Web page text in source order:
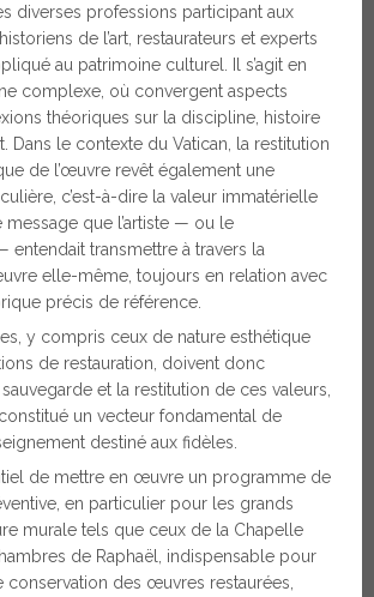
diverses professions participant aux
de l’art, restaurateurs et experts
au patrimoine culturel. Il s’agit en
complexe, où convergent aspects
théoriques sur la discipline, histoire
Dans le contexte du Vatican, la restitution
de l’œuvre revêt également une
c’est-à-dire la valeur immatérielle
message que l’artiste — ou le
entendait transmettre à travers la
elle-même, toujours en relation avec
précis de référence.
y compris ceux de nature esthétique
de restauration, doivent donc
sauvegarde et la restitution de ces valeurs,
un vecteur fondamental de
destiné aux fidèles.
de mettre en œuvre un programme de
en particulier pour les grands
murale tels que ceux de la Chapelle
de Raphaël, indispensable pour
conservation des œuvres restaurées,